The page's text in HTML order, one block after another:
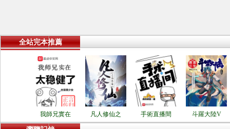
全站完本推薦
我師兄實在 凡人修仙之 手術直播間 斗羅大陸V